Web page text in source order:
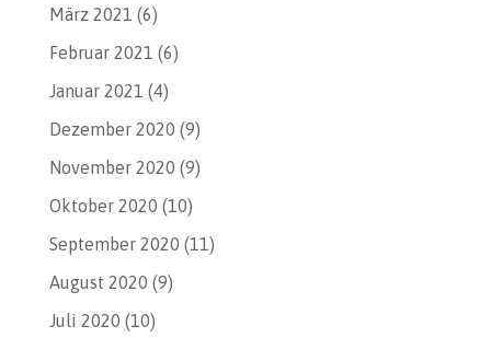
März 2021 (6)
Februar 2021 (6)
Januar 2021 (4)
Dezember 2020 (9)
November 2020 (9)
Oktober 2020 (10)
September 2020 (11)
August 2020 (9)
Juli 2020 (10)